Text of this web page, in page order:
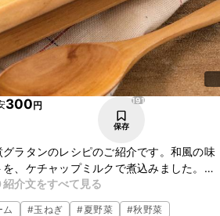
300円
191
保存
ラタンのレシピのご紹介です。和風の味
、ケチャップミルクで煮込みました。具
満足感もありますよ。クセになるおいし
ださいね。
紹介文をすべて見る
ム #玉ねぎ #夏野菜 #秋野菜